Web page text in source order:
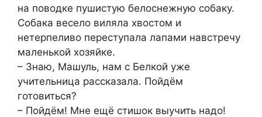
на поводке пушистую белоснежную собаку.
Собака весело виляла хвостом и
нетерпеливо переступала лапами навстречу
маленькой хозяйке.
– Знаю, Машуль, нам с Белкой уже
учительница рассказала. Пойдём
готовиться?
– Пойдём! Мне ещё стишок выучить надо!